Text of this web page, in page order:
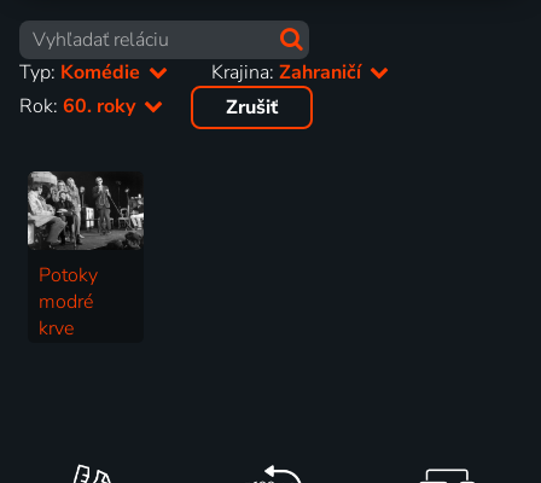
Typ: Komédie Krajina:Zahraničí
Rok: 60. roky Zrušiť
Potoky
modré
krve